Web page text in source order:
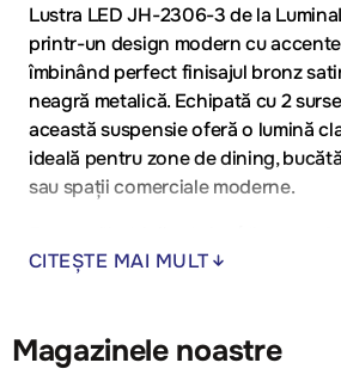
Lustra LED JH-2306-3 de la
printr-un design modern cu
îmbinând perfect finisajul bronz
neagră metalică. Echipată cu 2
această suspensie oferă o lumină
ideală pentru zone de dining,
sau spații comerciale moderne.
reglabilă până la 30+10 cm) conferă
metal și acril de înaltă calitate, lustra
CITEȘTE MAI MULT
Magazinele noastre